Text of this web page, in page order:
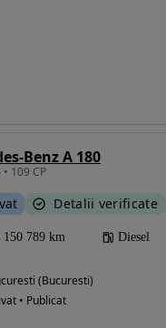
Benz A 180
109 CP
Detalii verificate
150 789 km Diesel
(Bucuresti)
• Publicat